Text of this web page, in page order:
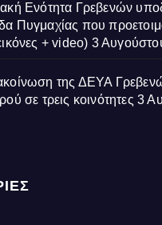
Ενότητα Γρεβενών
Πυγμαχίας που
+ video) 3
της ΔΕΥΑ
σε τρεις κοινότητες 3